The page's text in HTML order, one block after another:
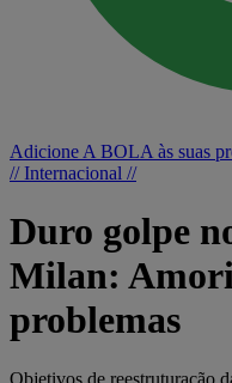
Adicione A BOLA às suas
// Internacional //
Duro golpe
Milan:
problemas
Objetivos de reestruturação